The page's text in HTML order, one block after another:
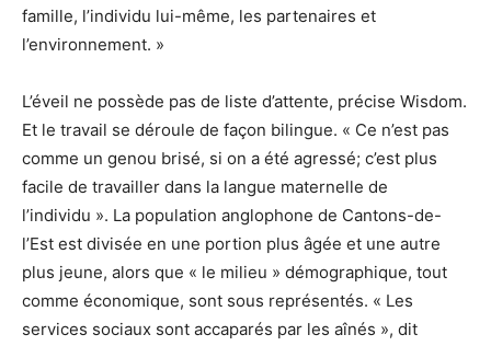
famille, l’individu lui-même, les partenaires et
l’environnement. »
L’éveil ne possède pas de liste d’attente, précise Wisdom.
Et le travail se déroule de façon bilingue. « Ce n’est pas
comme un genou brisé, si on a été agressé; c’est plus
facile de travailler dans la langue maternelle de
l’individu ». La population anglophone de Cantons-de-
l’Est est divisée en une portion plus âgée et une autre
plus jeune, alors que « le milieu » démographique, tout
comme économique, sont sous représentés. « Les
services sociaux sont accaparés par les aînés », dit